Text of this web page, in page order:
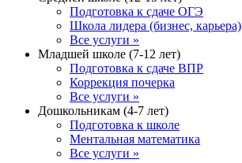
Подготовка к сдаче ОГЭ
Школа лидера (бизнес, карьера)
Все услуги »
Младшей школе (7-12 лет)
Подготовка к сдаче ВПР
Коррекция почерка
Все услуги »
Дошкольникам (4-7 лет)
Подготовка к школе
Ментальная математика
Все услуги »